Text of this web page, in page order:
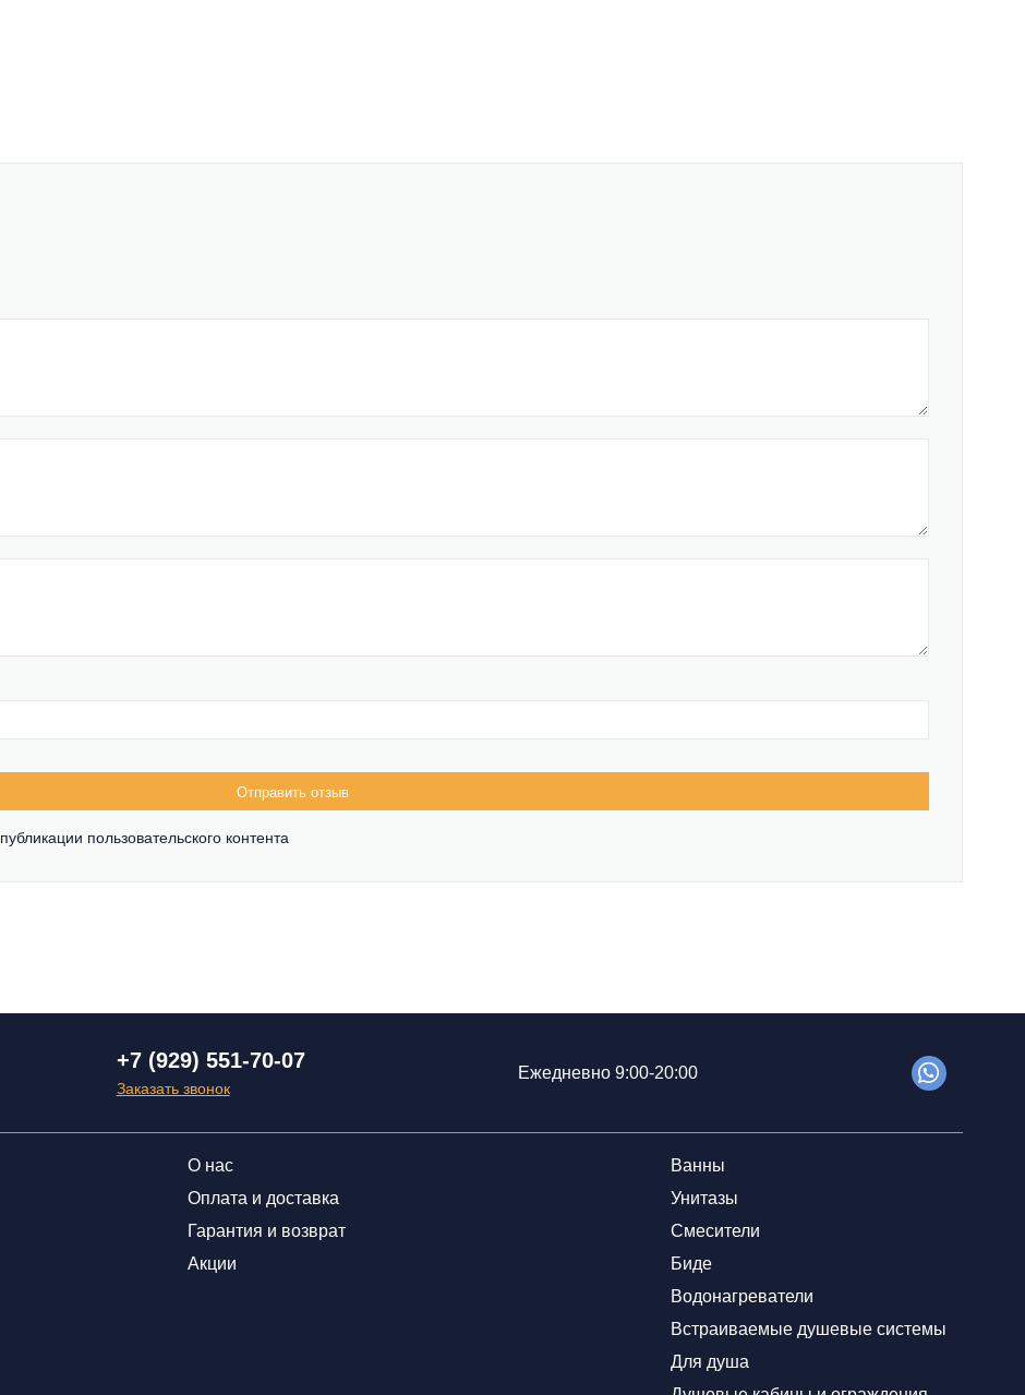
Отправить отзыв
публикации пользовательского контента
+7 (929) 551-70-07
Заказать звонок
Ежедневно 9:00-20:00
О нас
Оплата и доставка
Гарантия и возврат
Акции
Ванны
Унитазы
Смесители
Биде
Водонагреватели
Встраиваемые душевые системы
Для душа